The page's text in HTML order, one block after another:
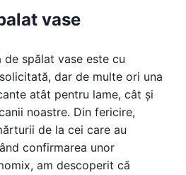
vase
de spălat vase este cu
dar de multe ori una
atât pentru lame, cât și
noastre. Din fericire,
de la cei care au
confirmarea unor
am descoperit că